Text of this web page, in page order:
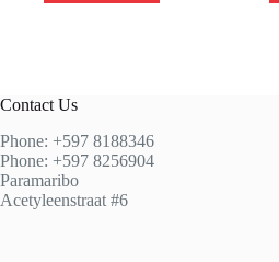
Contact Us
Phone: +597 8188346
Phone: +597 8256904
Paramaribo
Acetyleenstraat #6